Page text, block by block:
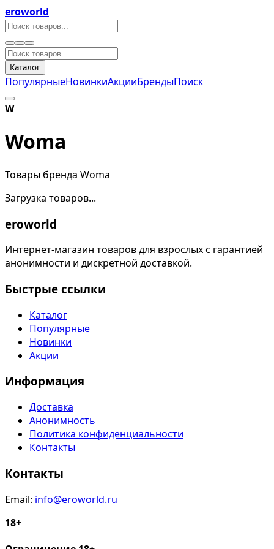
eroworld
Каталог
ПопулярныеНовинкиАкцииБрендыПоиск
W
Woma
Товары бренда Woma
Загрузка товаров...
eroworld
Интернет-магазин товаров для взрослых с гарантией
анонимности и дискретной доставкой.
Быстрые ссылки
Каталог
Популярные
Новинки
Акции
Информация
Доставка
Анонимность
Политика конфиденциальности
Контакты
Контакты
Email: info@eroworld.ru
18+